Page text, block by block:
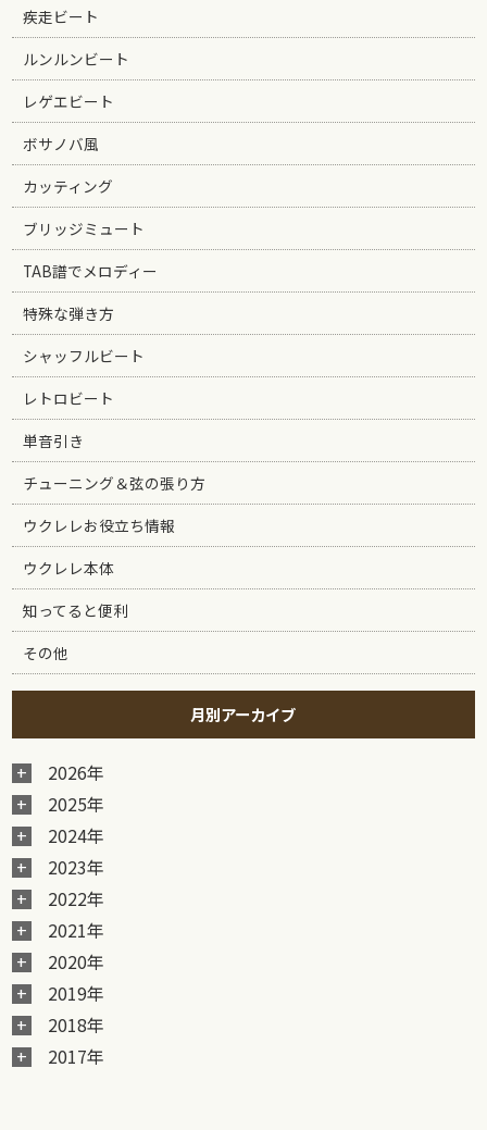
疾走ビート
ルンルンビート
レゲエビート
ボサノバ風
カッティング
ブリッジミュート
TAB譜でメロディー
特殊な弾き方
シャッフルビート
レトロビート
単音引き
チューニング＆弦の張り方
ウクレレお役立ち情報
ウクレレ本体
知ってると便利
その他
月別アーカイブ
2026年
2025年
2024年
2023年
2022年
2021年
2020年
2019年
2018年
2017年